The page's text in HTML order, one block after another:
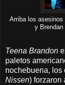
Arriba los asesinos
y Brendan
Teena Brandon
paletos
nochebuena, los
Nissen) forzaron